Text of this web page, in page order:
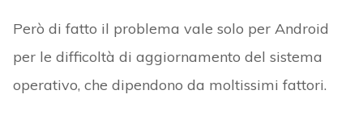
Però di fatto il problema vale solo per Android
per le difficoltà di aggiornamento del sistema
operativo, che dipendono da moltissimi fattori.